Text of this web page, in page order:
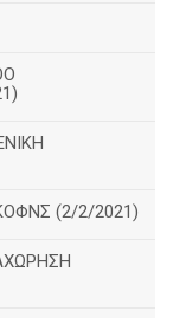
(2/2/2021)